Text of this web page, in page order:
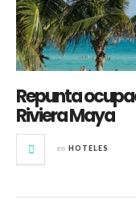
Repunta
Riviera Maya
en HOTELES